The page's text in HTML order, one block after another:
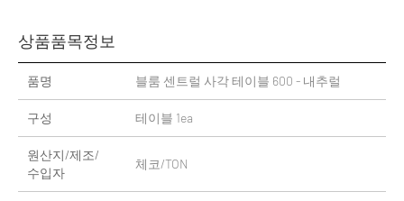
상품품목정보
품명 블룸 센트럴 사각 테이블 600 - 내추럴
구성 테이블 1ea
원산지/제조/
수입자
체코/TON